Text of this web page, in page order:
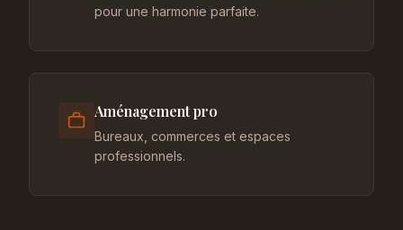
pour une harmonie parfaite.
Aménagement pro
Bureaux, commerces et espaces
professionnels.